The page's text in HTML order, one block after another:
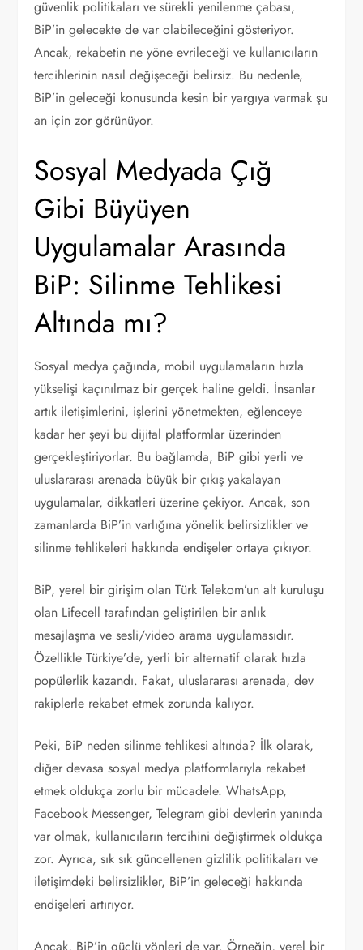
güvenlik politikaları ve sürekli yenilenme çabası,
BiP’in gelecekte de var olabileceğini gösteriyor.
Ancak, rekabetin ne yöne evrileceği ve kullanıcıların
tercihlerinin nasıl değişeceği belirsiz. Bu nedenle,
BiP’in geleceği konusunda kesin bir yargıya varmak şu
an için zor görünüyor.
Sosyal Medyada Çığ
Gibi Büyüyen
Uygulamalar Arasında
BiP: Silinme Tehlikesi
Altında mı?
Sosyal medya çağında, mobil uygulamaların hızla
yükselişi kaçınılmaz bir gerçek haline geldi. İnsanlar
artık iletişimlerini, işlerini yönetmekten, eğlenceye
kadar her şeyi bu dijital platformlar üzerinden
gerçekleştiriyorlar. Bu bağlamda, BiP gibi yerli ve
uluslararası arenada büyük bir çıkış yakalayan
uygulamalar, dikkatleri üzerine çekiyor. Ancak, son
zamanlarda BiP’in varlığına yönelik belirsizlikler ve
silinme tehlikeleri hakkında endişeler ortaya çıkıyor.
BiP, yerel bir girişim olan Türk Telekom’un alt kuruluşu
olan Lifecell tarafından geliştirilen bir anlık
mesajlaşma ve sesli/video arama uygulamasıdır.
Özellikle Türkiye’de, yerli bir alternatif olarak hızla
popülerlik kazandı. Fakat, uluslararası arenada, dev
rakiplerle rekabet etmek zorunda kalıyor.
Peki, BiP neden silinme tehlikesi altında? İlk olarak,
diğer devasa sosyal medya platformlarıyla rekabet
etmek oldukça zorlu bir mücadele. WhatsApp,
Facebook Messenger, Telegram gibi devlerin yanında
var olmak, kullanıcıların tercihini değiştirmek oldukça
zor. Ayrıca, sık sık güncellenen gizlilik politikaları ve
iletişimdeki belirsizlikler, BiP’in geleceği hakkında
endişeleri artırıyor.